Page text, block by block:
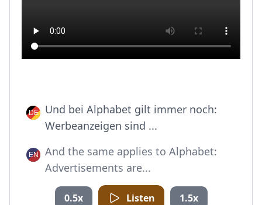
Und bei Alphabet gilt immer noch:
Werbeanzeigen sind ...
And the same applies to Alphabet:
Advertisements are...
0.5x Listen 1.5x